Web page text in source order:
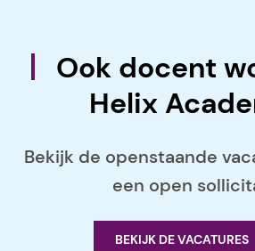
Ook docent
Helix
Bekijk de openstaande
een open
BEKIJK DE VACATURES